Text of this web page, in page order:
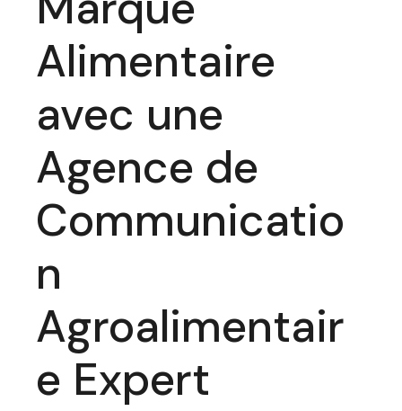
Alimentaire
avec une
Agence de
Communicatio
n
Agroalimentair
e Expert